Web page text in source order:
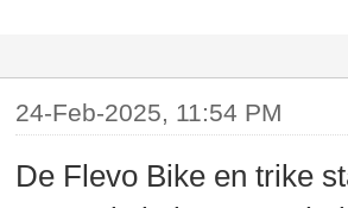
24-Feb-2025, 11:54 PM
De Flevo Bike en trike